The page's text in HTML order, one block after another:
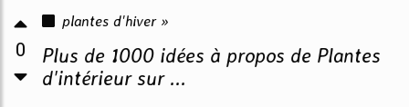
0
plantes d'hiver »
Plus de 1000 idées à propos de Plantes
d'intérieur sur ...